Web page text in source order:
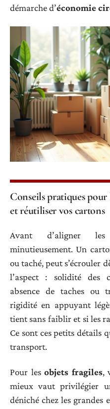
démarche d’économie
Conseils pratiques
et réutiliser vos cartons
Avant d’aligner les
minutieusement. Un
ou taché, peut s’écrouler
l’aspect : solidité des
absence de taches ou
rigidité en appuyant
tient sans faiblir et si les
Ce sont ces petits détails
transport.
Pour les objets fragiles,
mieux vaut privilégier
déniché chez les grandes